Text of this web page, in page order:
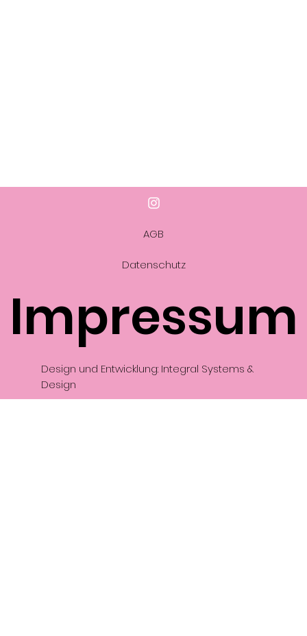
Design und Entwicklung: Integral Systems &
Design
AGB
Datenschutz
Impressum